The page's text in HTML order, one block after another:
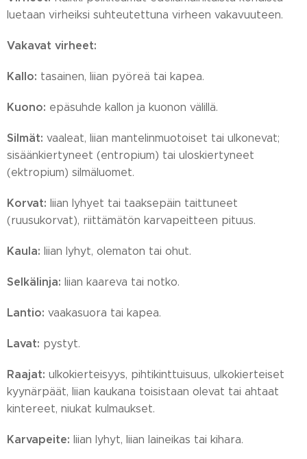
luetaan virheiksi suhteutettuna virheen vakavuuteen.
Vakavat virheet:
Kallo: tasainen, liian pyöreä tai kapea.
Kuono: epäsuhde kallon ja kuonon välillä.
Silmät: vaaleat, liian mantelinmuotoiset tai ulkonevat;
sisäänkiertyneet (entropium) tai uloskiertyneet
(ektropium) silmäluomet.
Korvat: liian lyhyet tai taaksepäin taittuneet
(ruusukorvat), riittämätön karvapeitteen pituus.
Kaula: liian lyhyt, olematon tai ohut.
Selkälinja: liian kaareva tai notko.
Lantio: vaakasuora tai kapea.
Lavat: pystyt.
Raajat: ulkokierteisyys, pihtikinttuisuus, ulkokierteiset
kyynärpäät, liian kaukana toisistaan olevat tai ahtaat
kintereet, niukat kulmaukset.
Karvapeite: liian lyhyt, liian laineikas tai kihara.